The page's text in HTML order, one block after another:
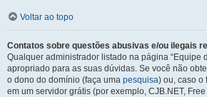
Voltar ao topo
Contatos sobre questões abusivas e/ou ilegais
Qualquer administrador listado na página “Equipe
apropriado para as suas dúvidas. Se você não
o dono do domínio (faça uma pesquisa) ou, caso o
em um servidor grátis (por exemplo, CJB.NET,